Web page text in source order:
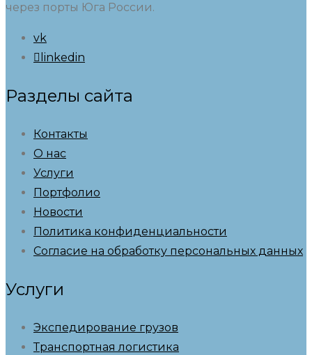
через порты Юга России.
vk
linkedin
Разделы сайта
Контакты
О нас
Услуги
Портфолио
Новости
Политика конфиденциальности
Согласие на обработку персональных данных
Услуги
Экспедирование грузов
Транспортная логистика